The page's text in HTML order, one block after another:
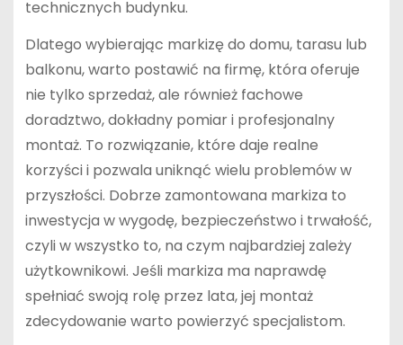
technicznych budynku.
Dlatego wybierając markizę do domu, tarasu lub
balkonu, warto postawić na firmę, która oferuje
nie tylko sprzedaż, ale również fachowe
doradztwo, dokładny pomiar i profesjonalny
montaż. To rozwiązanie, które daje realne
korzyści i pozwala uniknąć wielu problemów w
przyszłości. Dobrze zamontowana markiza to
inwestycja w wygodę, bezpieczeństwo i trwałość,
czyli w wszystko to, na czym najbardziej zależy
użytkownikowi. Jeśli markiza ma naprawdę
spełniać swoją rolę przez lata, jej montaż
zdecydowanie warto powierzyć specjalistom.